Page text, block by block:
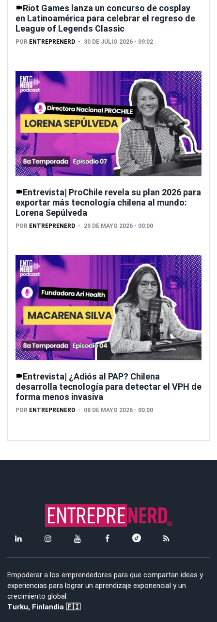
Riot Games lanza un concurso de cosplay
en Latinoamérica para celebrar el regreso de
League of Legends Classic
POR ENTREPRENERD 30 DE JULIO 2026 - 09:02
Entrevista| ProChile revela su plan 2026 para
exportar más tecnología chilena al mundo:
Lorena Sepúlveda
POR ENTREPRENERD 29 DE MAYO 2026 - 00:00
Entrevista| ¿Adiós al PAP? Chilena
desarrolla tecnología para detectar el VPH de
forma menos invasiva
POR ENTREPRENERD 08 DE MAYO 2026 - 00:00
Empoderar a los emprendedores para que compartan ideas y
experiencias para lograr un aprendizaje exponencial y un
crecimiento global.
Turku, Finlandia 🇫🇮